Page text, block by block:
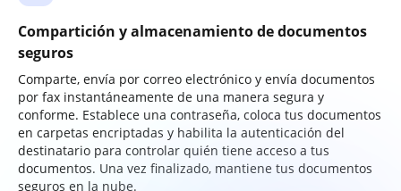
Compartición y almacenamiento de documentos
seguros
Comparte, envía por correo electrónico y envía documentos
por fax instantáneamente de una manera segura y
conforme. Establece una contraseña, coloca tus documentos
en carpetas encriptadas y habilita la autenticación del
destinatario para controlar quién tiene acceso a tus
documentos. Una vez finalizado, mantiene tus documentos
seguros en la nube.